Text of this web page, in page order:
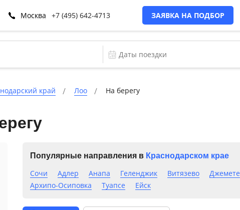
Москва +7 (495) 642-4713 ЗАЯВКА НА ПОДБОР
край Лоо На берегу
Популярные направления в Краснодарском крае
Сочи Адлер Анапа Геленджик Витязево Джемете
Архипо-Осиповка
Туапсе Ейск